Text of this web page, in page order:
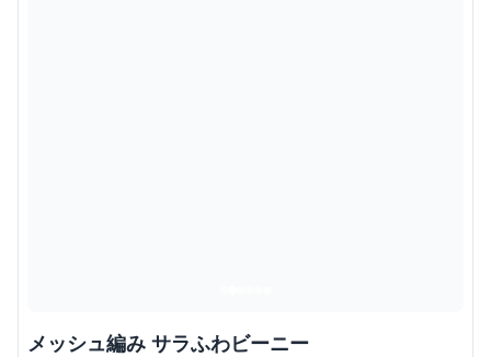
メッシュ編み サラふわビーニー